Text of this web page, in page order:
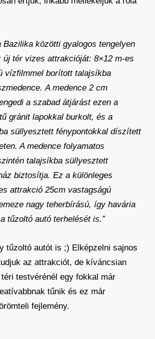
Bazilika közötti gyalogos tengelyen
új tér vizes attrakcióját: 8×12 m-es
vízfilmmel borított talajsíkba
A medence 2 cm
a szabad átjárást ezen a
gránit lapokkal burkolt, és a
süllyesztett fénypontokkal díszített
A medence folyamatos
talajsíkba süllyesztett
biztosítja. Ez a különleges
attrakció 25cm vastagságú
nagy teherbírású, így havária
tűzoltó autó terhelését is.”
tűzoltó autót is ;) Elképzelni sajnos
az attrakciót, de kíváncsian
testvérénél egy fokkal már
tűnik és ez már
fejlemény.